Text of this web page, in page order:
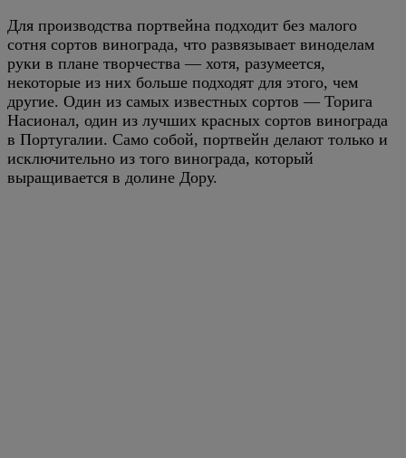
Для производства портвейна подходит без малого
сотня сортов винограда, что развязывает виноделам
руки в плане творчества — хотя, разумеется,
некоторые из них больше подходят для этого, чем
другие. Один из самых известных сортов — Торига
Насионал, один из лучших красных сортов винограда
в Португалии. Само собой, портвейн делают только и
исключительно из того винограда, который
выращивается в долине Дору.